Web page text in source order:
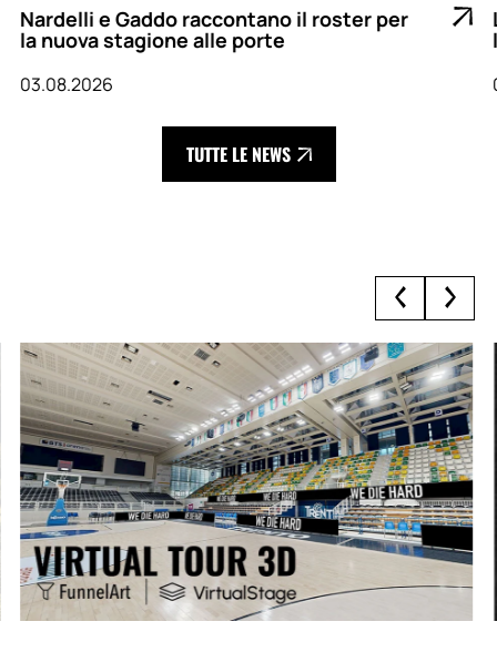
Nardelli e Gaddo raccontano il roster per
la nuova stagione alle porte
03.08.2026
TUTTE LE NEWS